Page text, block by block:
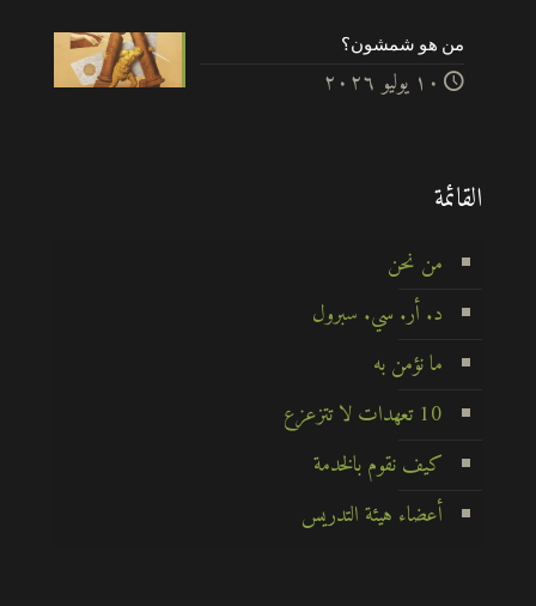
من هو شمشون؟
۱۰ يوليو ۲۰۲٦
القائمة
من نحن
د. أر. سي. سبرول
ما نؤمن به
10 تعهدات لا تتزعزع
كيف نقوم بالخدمة
أعضاء هيئة التدريس